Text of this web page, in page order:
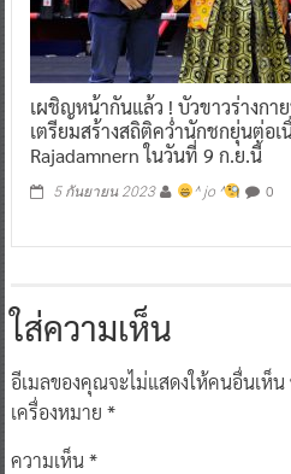
เผชิญหน้ากันแล้ว ! บัวขาวร่างกา
เตรียมสร้างสถิติคว่ำนักชกยุ่นต่อเ
Rajadamnern ในวันที่ 9 ก.ย.นี้
5 กันยายน 2023 ^ jo ^ 0
ใส่ความเห็น
อีเมลของคุณจะไม่แสดงให้คนอื่นเห็น
เครื่องหมาย *
ความเห็น*